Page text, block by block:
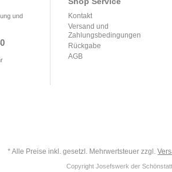
und
Kontakt
Versand und
Zahlungsbedingungen
Rückgabe
AGB
* Alle Preise inkl. gesetzl. Mehrwertsteuer zzgl.
Copyright Josefswerk der